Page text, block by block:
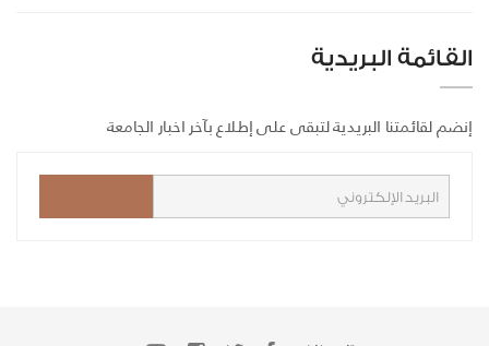
القائمة البريدية
إنضم لقائمتنا البريدية لتبقى على إطلاع بآخر اخبار الجامعة